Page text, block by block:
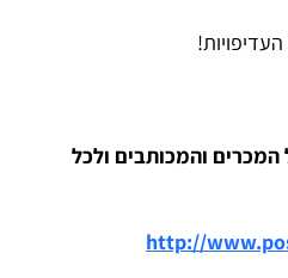
והמכותבים ולכל
http://